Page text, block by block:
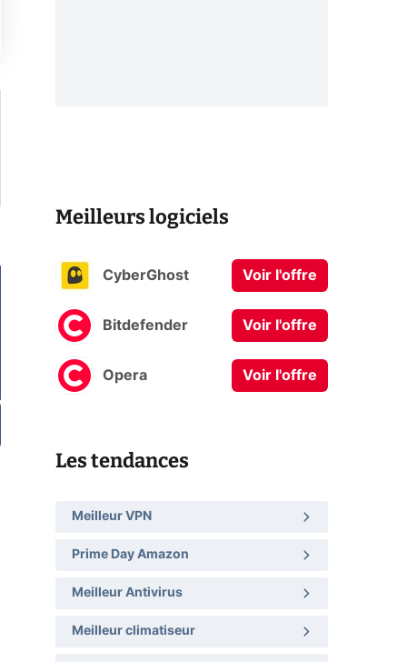
Meilleurs logiciels
CyberGhost Voir l'offre
Bitdefender Voir l'offre
Opera Voir l'offre
Les tendances
Meilleur VPN
Prime Day Amazon
Meilleur Antivirus
Meilleur climatiseur